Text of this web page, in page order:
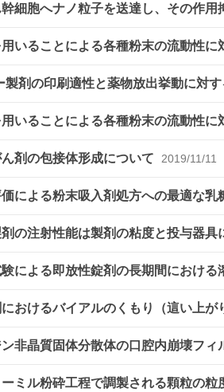
細胞へナノ粒子を送達し、その作
いることによる各種粉末の流動性
製剤の印刷適性と薬物放出挙動に対
いることによる各種粉末の流動性
剤の包接体形成について 2019/11/11
による粉末吸入剤処方への最適な
の注射性能は製剤の粘度と投与器
による即放性錠剤の長期間におけ
おけるバイアルのくもり（這い上
非晶質固体分散体の口腔内崩壊フィ
ミル粉砕工程で調製される顆粒の